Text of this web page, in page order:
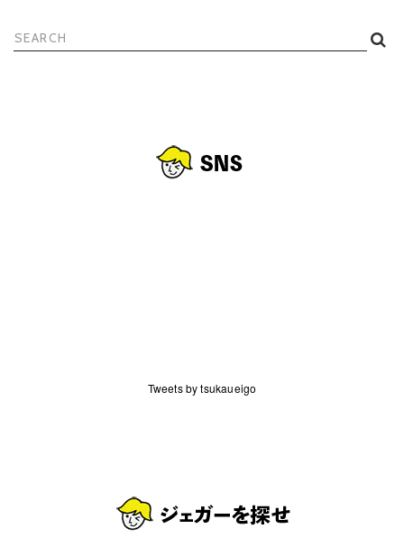
Tweets by tsukaueigo